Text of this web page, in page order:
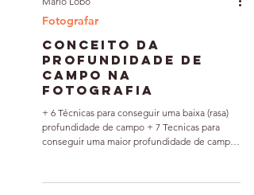
Mario Lobo
Fotografar
Conceito da
Profundidade de
Campo na
+ 6 Técnicas para conseguir uma baixa (rasa)